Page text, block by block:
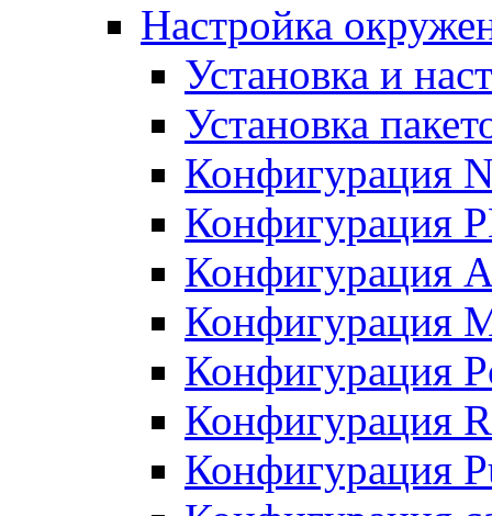
Настройка
Установка и
Установка
Конфигурация
Конфигурация
Конфигурация
Конфигурация
Конфигурация
Конфигурация
Конфигурация